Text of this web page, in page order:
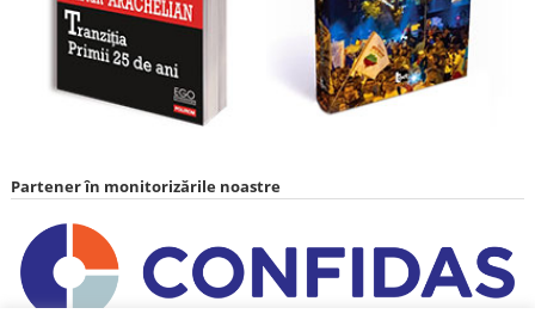
Partener în monitorizările noastre